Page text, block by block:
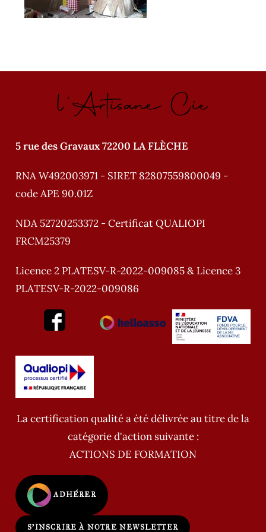
l'Artisane Cie
5 rue des Gravaux 72200 LA FLÈCHE
RNA W492003971 - SIRET 82807559800049 -
code APE 90.01Z
NDA 52720253372 - Certificat QUALIOPI
FRCM25379
Licence 2 PLATESV-R-2022-009085 & Licence 3
PLATESV-R-2022-009086
La certification qualité a été délivrée au titre de la
catégorie d'action suivante :
ACTIONS DE FORMATION
ADHÉRER
S'INSCRIRE À NOTRE NEWSLETTER